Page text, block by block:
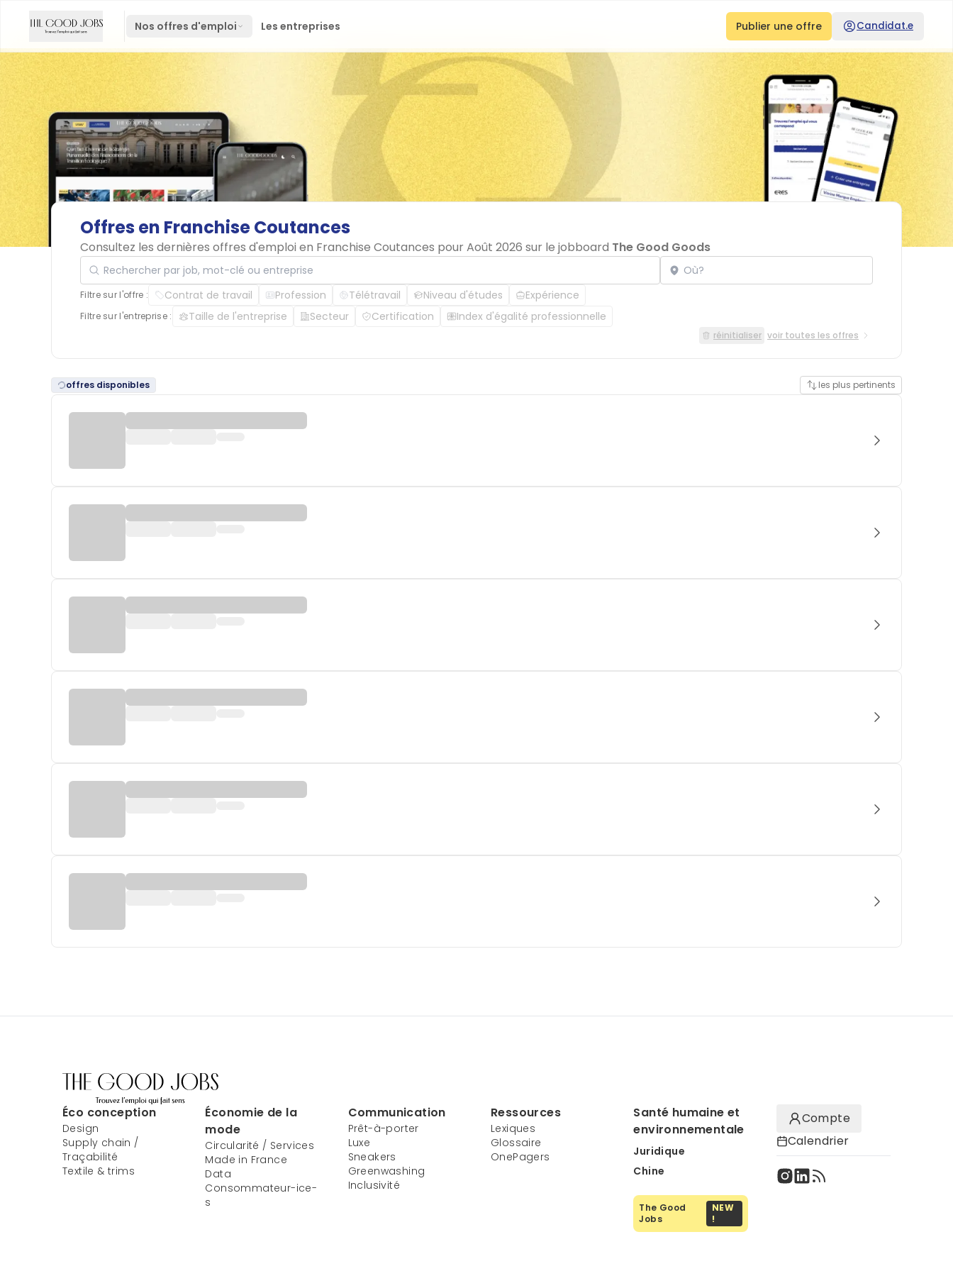
Nos offres d'emploi Les entreprises Publier une offre Candidat.e
Offres en FranchiseCoutances
Consultez les dernières offres d'emploi en Franchise Coutances pour Août 2026 sur le jobboard The Good Goods
Rechercher par job, mot-clé ou entreprise Localisation
Filtre sur l'offre : Contrat de travail Profession Télétravail Niveau d'études Expérience
Filtre sur l'entreprise : Taille de l'entreprise Secteur Certification Index d'égalité professionnelle
réinitialiser voir toutes les offres
offres disponibles les plus pertinents
Éco conception
Design
Supply chain /
Traçabilité
Textile & trims
Économie de la
mode
Circularité / Services
Made in France
Data
Consommateur-ice-
s
Communication
Prêt-à-porter
Luxe
Sneakers
Greenwashing
Inclusivité
Ressources
Lexiques
Glossaire
OnePagers
Santé humaine et
environnementale
Juridique
Chine
The Good
Jobs
NEW
!
Compte
Calendrier